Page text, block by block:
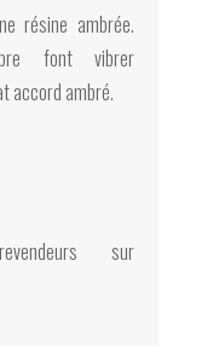
résine ambrée.
font vibrer
accord ambré.
sur